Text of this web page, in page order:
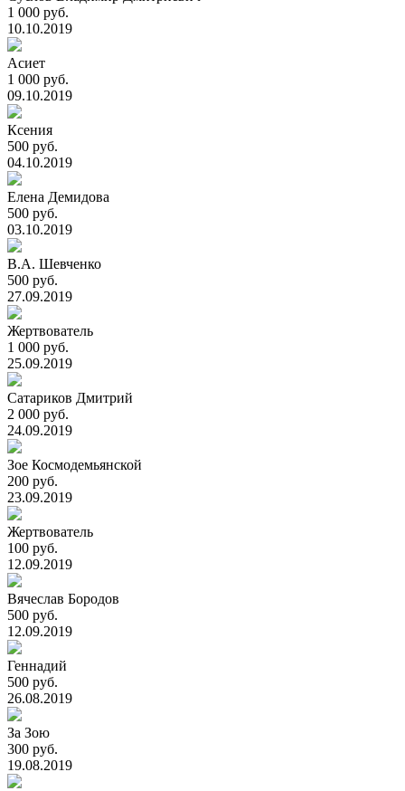
1 000 руб.
10.10.2019
Асиет
1 000 руб.
09.10.2019
Ксения
500 руб.
04.10.2019
Елена Демидова
500 руб.
03.10.2019
В.А. Шевченко
500 руб.
27.09.2019
Жертвователь
1 000 руб.
25.09.2019
Сатариков Дмитрий
2 000 руб.
24.09.2019
Зое Космодемьянской
200 руб.
23.09.2019
Жертвователь
100 руб.
12.09.2019
Вячеслав Бородов
500 руб.
12.09.2019
Геннадий
500 руб.
26.08.2019
За Зою
300 руб.
19.08.2019